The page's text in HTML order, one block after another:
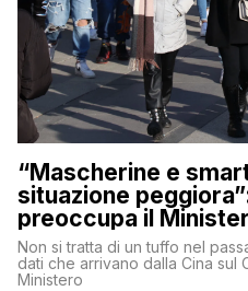
“Mascherine e
situazione
preoccupa il
Non si tratta di un tuffo nel
dati che arrivano dalla Cina
Ministero